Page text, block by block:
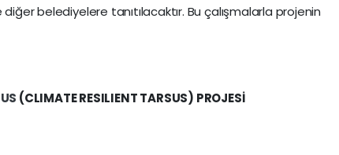
belediyelere tanıtılacaktır. Bu çalışmalarla projenin
(CLIMATE RESILIENT TARSUS) PROJESİ